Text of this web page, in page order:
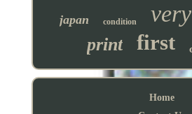
japan condition very
print first
Home